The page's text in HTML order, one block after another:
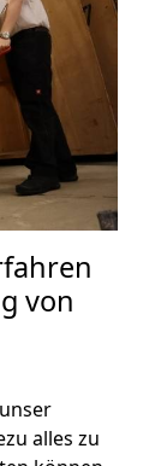
von
alles zu